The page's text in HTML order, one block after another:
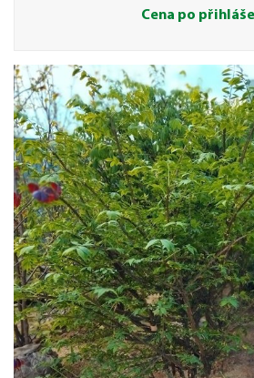
Cena po